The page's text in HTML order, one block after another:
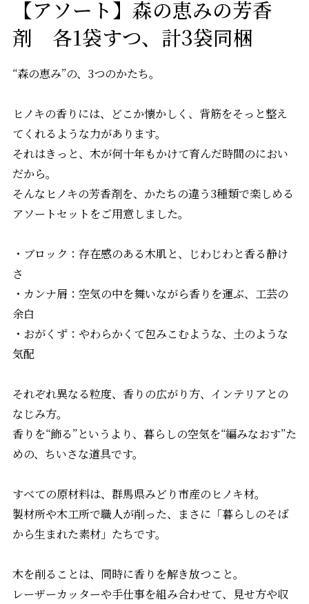
【アソート】森の恵みの芳香
剤 各1袋すつ、計3袋同梱
“森の恵み”の、3つのかたち。
ヒノキの香りには、どこか懐かしく、背筋をそっと整え
てくれるような力があります。
それはきっと、木が何十年もかけて育んだ時間のにおい
だから。
そんなヒノキの芳香剤を、かたちの違う3種類で楽しめる
アソートセットをご用意しました。
・ブロック：存在感のある木肌と、じわじわと香る静け
さ
・カンナ屑：空気の中を舞いながら香りを運ぶ、工芸の
余白
・おがくず：やわらかくて包みこむような、土のような
気配
それぞれ異なる粒度、香りの広がり方、インテリアとの
なじみ方。
香りを“飾る”というより、暮らしの空気を“編みなおす”た
めの、ちいさな道具です。
すべての原材料は、群馬県みどり市産のヒノキ材。
製材所や木工所で職人が削った、まさに「暮らしのそば
から生まれた素材」たちです。
木を削ることは、同時に香りを解き放つこと。
レーザーカッターや手仕事を組み合わせて、見せ方や収